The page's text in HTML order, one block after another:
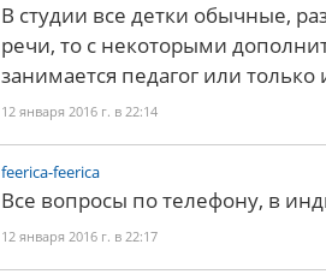
В студии все детки обычные,
речи, то с некоторыми
занимается педагог или
12 января 2016 г. в 22:14
feerica-feerica
Все вопросы по телефону, в
12 января 2016 г. в 22:17